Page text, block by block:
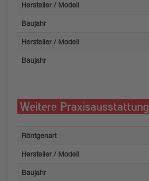
Hersteller / Modell
Baujahr
Hersteller / Modell
Baujahr
Weitere Praxisausstattung
Röntgenart
Hersteller / Modell
Baujahr